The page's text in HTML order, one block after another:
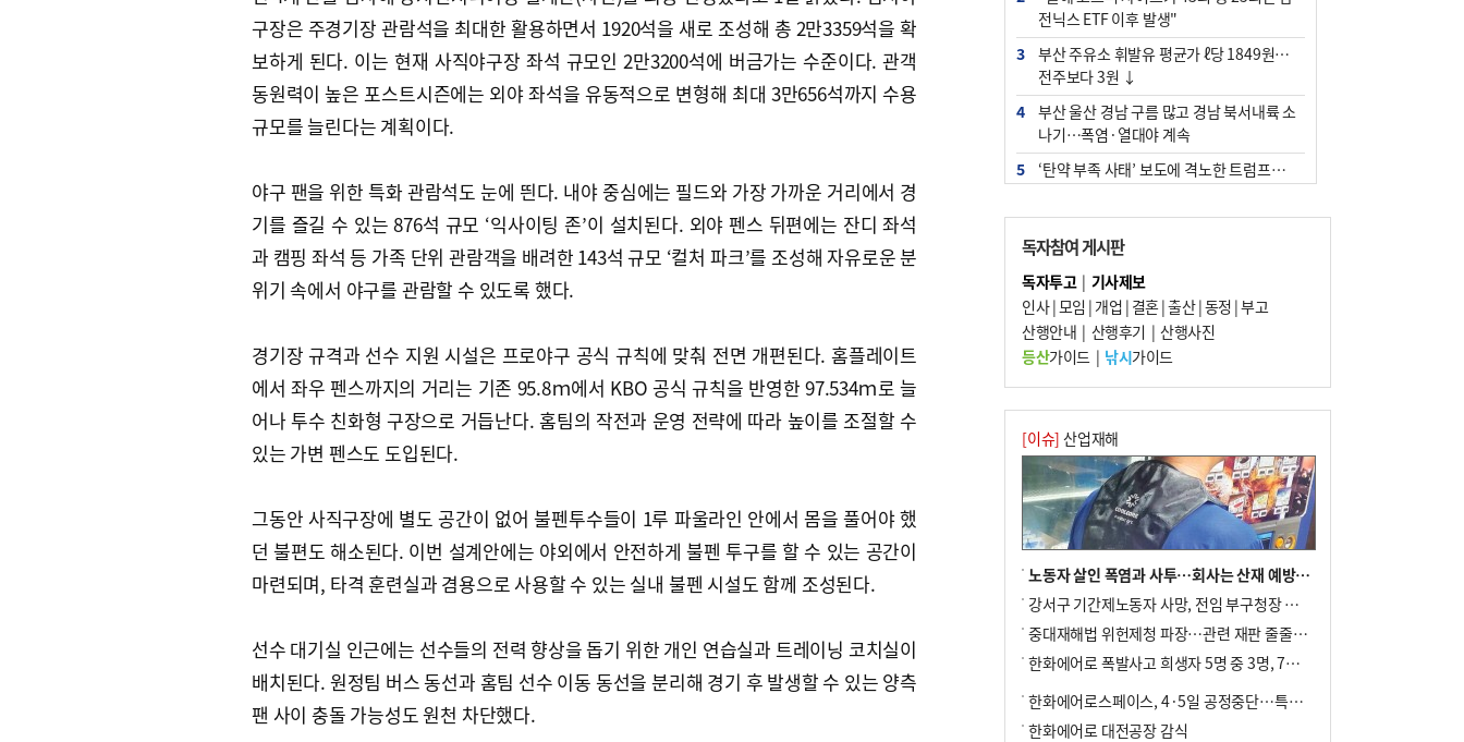
구장은 주경기장 관람석을 최대한 활용하면서 1920석을 새로 조성해 총 2만3359석을 확
보하게 된다. 이는 현재 사직야구장 좌석 규모인 2만3200석에 버금가는 수준이다. 관객
동원력이 높은 포스트시즌에는 외야 좌석을 유동적으로 변형해 최대 3만656석까지 수용
규모를 늘린다는 계획이다.
야구 팬을 위한 특화 관람석도 눈에 띈다. 내야 중심에는 필드와 가장 가까운 거리에서 경
기를 즐길 수 있는 876석 규모 ‘익사이팅 존’이 설치된다. 외야 펜스 뒤편에는 잔디 좌석
과 캠핑 좌석 등 가족 단위 관람객을 배려한 143석 규모 ‘컬처 파크’를 조성해 자유로운 분
위기 속에서 야구를 관람할 수 있도록 했다.
경기장 규격과 선수 지원 시설은 프로야구 공식 규칙에 맞춰 전면 개편된다. 홈플레이트
에서 좌우 펜스까지의 거리는 기존 95.8ｍ에서 KBO 공식 규칙을 반영한 97.534ｍ로 늘
어나 투수 친화형 구장으로 거듭난다. 홈팀의 작전과 운영 전략에 따라 높이를 조절할 수
있는 가변 펜스도 도입된다.
그동안 사직구장에 별도 공간이 없어 불펜투수들이 1루 파울라인 안에서 몸을 풀어야 했
던 불편도 해소된다. 이번 설계안에는 야외에서 안전하게 불펜 투구를 할 수 있는 공간이
마련되며, 타격 훈련실과 겸용으로 사용할 수 있는 실내 불펜 시설도 함께 조성된다.
선수 대기실 인근에는 선수들의 전력 향상을 돕기 위한 개인 연습실과 트레이닝 코치실이
배치된다. 원정팀 버스 동선과 홈팀 선수 이동 동선을 분리해 경기 후 발생할 수 있는 양측
팬 사이 충돌 가능성도 원천 차단했다.
전닉스 ETF 이후 발생"
3
부산 주유소 휘발유 평균가 ℓ당 1849원…
전주보다 3원 ↓
4
부산 울산 경남 구름 많고 경남 북서내륙 소
나기…폭염·열대야 계속
5
‘탄약 부족 사태’ 보도에 격노한 트럼프…
물선 적발
7
[2026 부산청소년극지체험탐험대 현장르
포] 2회 : 하늘에서 만난 얼음의 나라
8
입추 지났지만 푹푹 찐다…온열질환자 10
년 만에 3배
10 경위 이하 경찰 하위직 ‘중수청 러시’ 전
망…檢 기피와 대조
독자참여 게시판
독자투고| 기사제보
인사|모임 | 개업 | 결혼|출산|동정 |부고
산행안내 | 산행후기 | 산행사진
등산가이드| 낚시가이드
[이슈] 산업재해
노동자 살인 폭염과 사투…회사는 산재 예방·전기료 절감 전력
강서구 기간제노동자 사망, 전임 부구청장 檢 송치
중대재해법 위헌제청 파장…관련 재판 줄줄이 브레이크
한화에어로 폭발사고 희생자 5명 중 3명, 7일 영면
한화에어로스페이스, 4·5일 공정중단…특별 안전점검
한화에어로 대전공장 감식